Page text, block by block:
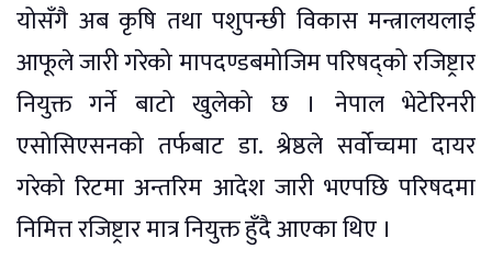
योसँगै अब कृषि तथा पशुपन्छी विकास मन्त्रालयलाई
आफूले जारी गरेको मापदण्डबमोजिम परिषद्को रजिष्ट्रार
नियुक्त गर्ने बाटो खुलेको छ । नेपाल भेटेरिनरी
एसोसिएसनको तर्फबाट डा. श्रेष्ठले सर्वोच्चमा दायर
गरेको रिटमा अन्तरिम आदेश जारी भएपछि परिषदमा
निमित्त रजिष्ट्रार मात्र नियुक्त हुँदै आएका थिए ।